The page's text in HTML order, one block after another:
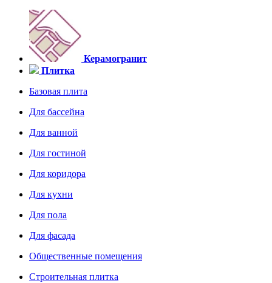
Керамогранит
Плитка
Базовая плита
Для бассейна
Для ванной
Для гостиной
Для коридора
Для кухни
Для пола
Для фасада
Общественные помещения
Строительная плитка